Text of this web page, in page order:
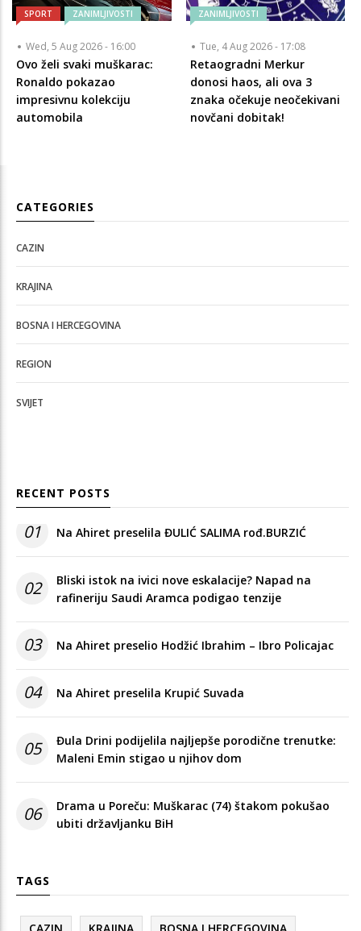
SPORT ZANIMLJIVOSTI
Wed, 5 Aug 2026 - 16:00
Ovo želi svaki muškarac:
Ronaldo pokazao
impresivnu kolekciju
automobila
ZANIMLJIVOSTI
Tue, 4 Aug 2026 - 17:08
Retaogradni Merkur
donosi haos, ali ova 3
znaka očekuje neočekivani
novčani dobitak!
CATEGORIES
CAZIN
KRAJINA
BOSNA I HERCEGOVINA
REGION
SVIJET
RECENT POSTS
01 Na Ahiret preselila ĐULIĆ SALIMA rođ.BURZIĆ
02
Bliski istok na ivici nove eskalacije? Napad na
rafineriju Saudi Aramca podigao tenzije
03 Na Ahiret preselio Hodžić Ibrahim – Ibro Policajac
04 Na Ahiret preselila Krupić Suvada
05
Đula Drini podijelila najljepše porodične trenutke:
Maleni Emin stigao u njihov dom
06
Drama u Poreču: Muškarac (74) štakom pokušao
ubiti državljanku BiH
TAGS